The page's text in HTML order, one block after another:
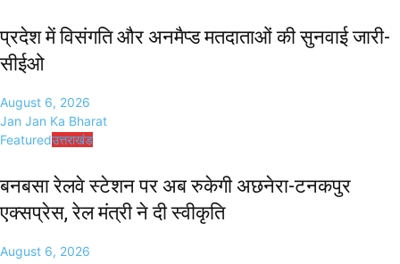
प्रदेश में विसंगति और अनमैप्ड मतदाताओं की सुनवाई जारी-
सीईओ
August 6, 2026
Jan Jan Ka Bharat
Featuredउत्तराखंड
बनबसा रेलवे स्टेशन पर अब रुकेगी अछनेरा-टनकपुर
एक्सप्रेस, रेल मंत्री ने दी स्वीकृति
August 6, 2026